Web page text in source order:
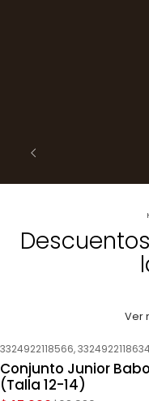
Ver
-30%OFF
Nuevo
3324922118566,
Conjunto Junior
(Talla 12-14)